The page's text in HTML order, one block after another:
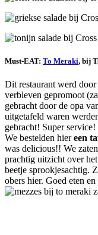
Must-EAT: To Meraki, bij
Dit restaurant werd
verbleven gepromoot
gebracht door de opa
uitgetafeld waren
gebracht! Super service!
We bestelden hiereen
was delicious!! We
prachtig uitzicht over
beetje sprookjesachtig.
obers hier. Goed eten